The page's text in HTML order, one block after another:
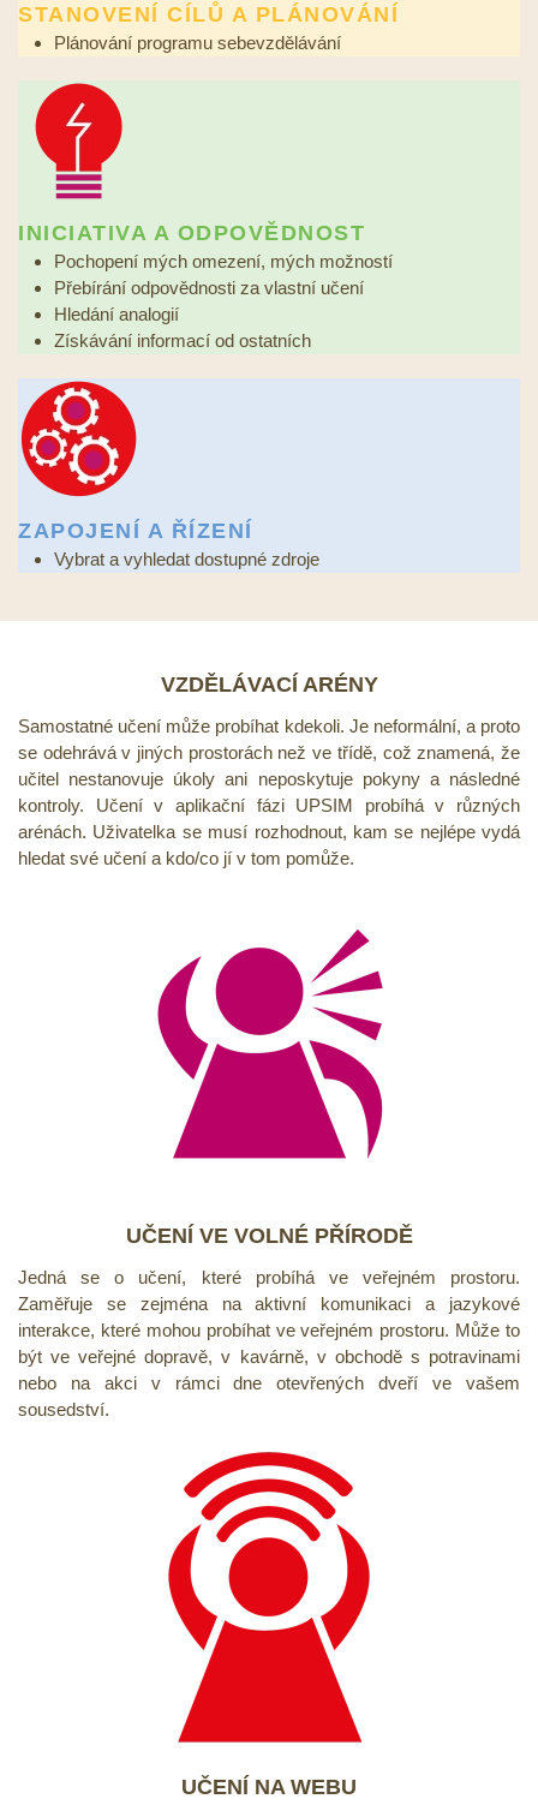
STANOVENÍ CÍLŮ A PLÁNOVÁNÍ
Plánování programu sebevzdělávání
INICIATIVA A ODPOVĚDNOST
Pochopení mých omezení, mých možností
Přebírání odpovědnosti za vlastní učení
Hledání analogií
Získávání informací od ostatních
ZAPOJENÍ A ŘÍZENÍ
Vybrat a vyhledat dostupné zdroje
VZDĚLÁVACÍ ARÉNY
Samostatné učení může probíhat kdekoli. Je neformální, a proto
se odehrává v jiných prostorách než ve třídě, což znamená, že
učitel nestanovuje úkoly ani neposkytuje pokyny a následné
kontroly. Učení v aplikační fázi UPSIM probíhá v různých
arénách. Uživatelka se musí rozhodnout, kam se nejlépe vydá
hledat své učení a kdo/co jí v tom pomůže.
UČENÍ VE VOLNÉ PŘÍRODĚ
Jedná se o učení, které probíhá ve veřejném prostoru.
Zaměřuje se zejména na aktivní komunikaci a jazykové
interakce, které mohou probíhat ve veřejném prostoru. Může to
být ve veřejné dopravě, v kavárně, v obchodě s potravinami
nebo na akci v rámci dne otevřených dveří ve vašem
sousedství.
UČENÍ NA WEBU